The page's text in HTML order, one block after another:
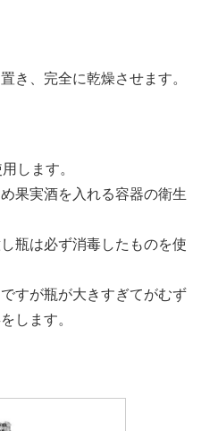
き、完全に乾燥させます。
します。
果実酒を入れる容器の衛生
瓶は必ず消毒したものを使
すが瓶が大きすぎてがむず
します。